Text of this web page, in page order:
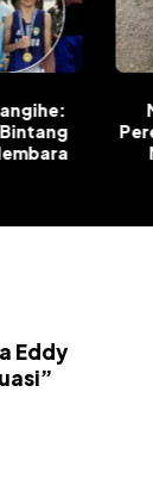
Sinedu,
yang
dan
Eddy